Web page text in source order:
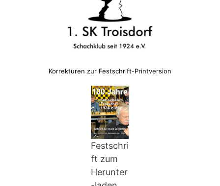
Korrekturen zur Festschrift-Printversion
Festschri
ft zum
Herunter